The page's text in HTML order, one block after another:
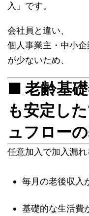
入」です。
会社員と違い、
個人事業主・中小
が少ないため、
■ 老齢基
も安定し
ュフロー
任意加入で加入漏れ
毎月の老後収入
基礎的な生活費